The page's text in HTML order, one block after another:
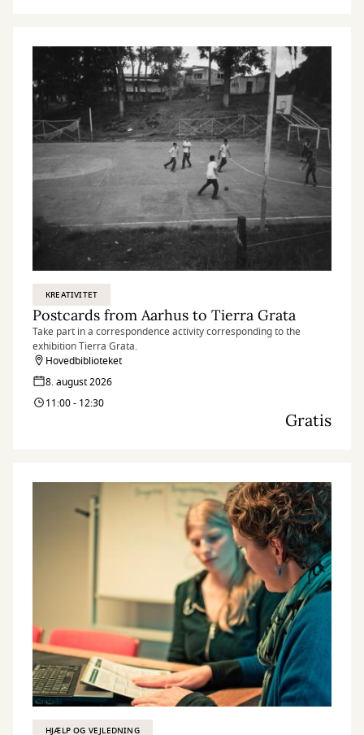
KREATIVITET
Postcards from Aarhus to Tierra Grata
Take part in a correspondence activity corresponding to the
exhibition Tierra Grata.
Hovedbiblioteket
8. august 2026
11:00 - 12:30
Gratis
HJÆLP OG VEJLEDNING